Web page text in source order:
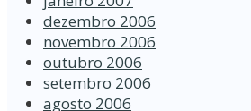
dezembro 2006
novembro 2006
outubro 2006
setembro 2006
agosto 2006